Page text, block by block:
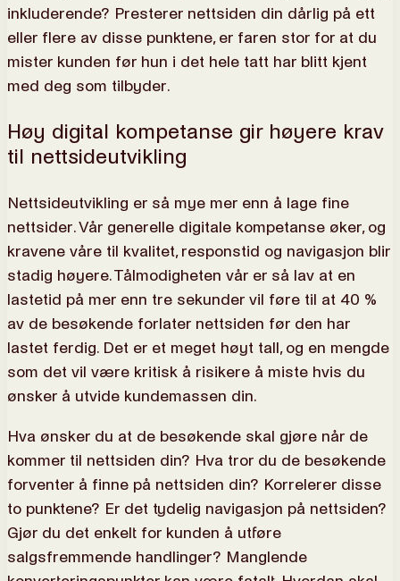
inkluderende? Presterer nettsiden din dårlig på ett
eller flere av disse punktene, er faren stor for at du
mister kunden før hun i det hele tatt har blitt kjent
med deg som tilbyder.
Høy digital kompetanse gir høyere krav
til nettsideutvikling
Nettsideutvikling er så mye mer enn å lage fine
nettsider. Vår generelle digitale kompetanse øker, og
kravene våre til kvalitet, responstid og navigasjon blir
stadig høyere. Tålmodigheten vår er så lav at en
lastetid på mer enn tre sekunder vil føre til at 40 %
av de besøkende forlater nettsiden før den har
lastet ferdig. Det er et meget høyt tall, og en mengde
som det vil være kritisk å risikere å miste hvis du
ønsker å utvide kundemassen din.
Hva ønsker du at de besøkende skal gjøre når de
kommer til nettsiden din? Hva tror du de besøkende
forventer å finne på nettsiden din? Korrelerer disse
to punktene? Er det tydelig navigasjon på nettsiden?
Gjør du det enkelt for kunden å utføre
salgsfremmende handlinger? Manglende